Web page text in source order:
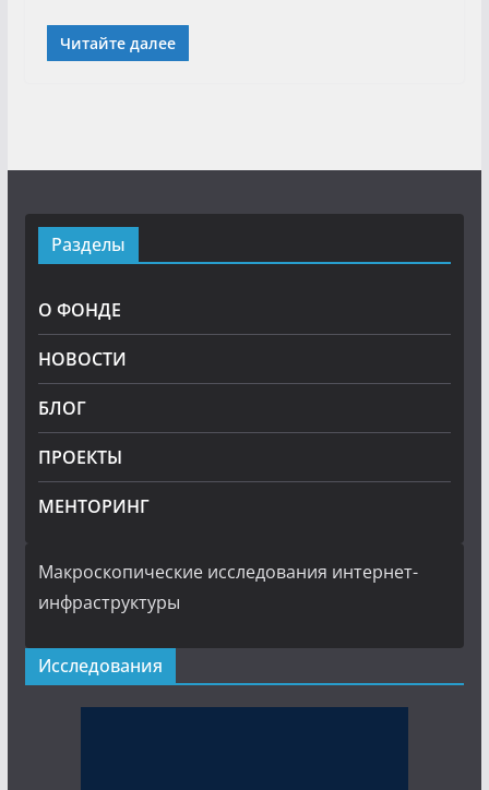
Читайте далее
Разделы
О ФОНДЕ
НОВОСТИ
БЛОГ
ПРОЕКТЫ
МЕНТОРИНГ
Макроскопические исследования интернет-
инфраструктуры
Исследования